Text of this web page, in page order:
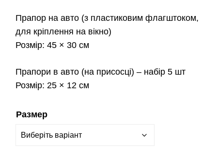
Прапор на авто (з пластиковим флагштоком,
для кріплення на вікно)
Розмір: 45 × 30 см
Прапори в авто (на присосці) – набір 5 шт
Розмір: 25 × 12 см
Размер